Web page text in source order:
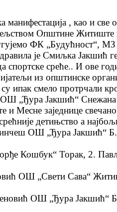
манифестација , као и све
Општине Житиште
ФК „Будућност“,
је Смиљка Јакшић
спортске среће.. И ове
из општинске
су ипак смело протрчали
„Ђура Јакшић“ Снежана
Месне заједнице
детињство а
ОШ „Ђура Јакшић“
Кошбук“ Торак, 2.
ОШ „Свети Сава“
ОШ „Ђура Јакшић“